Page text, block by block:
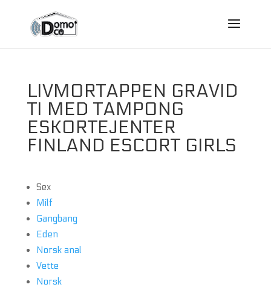
LIVMORTAPPEN GRAVID
TI MED TAMPONG
ESKORTEJENTER
FINLAND ESCORT GIRLS
Sex
Milf
Gangbang
Eden
Norsk anal
Vette
Norsk